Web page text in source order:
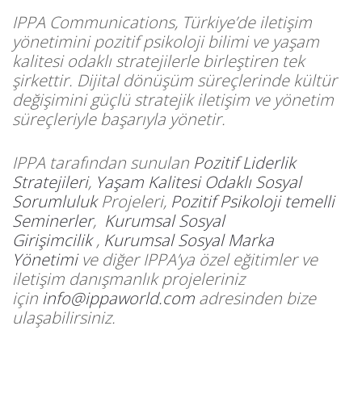
IPPA Communications, Türkiye’de iletişim
yönetimini pozitif psikoloji bilimi ve yaşam
kalitesi odaklı stratejilerle birleştiren tek
şirkettir. Dijital dönüşüm süreçlerinde kültür
değişimini güçlü stratejik iletişim ve yönetim
süreçleriyle başarıyla yönetir.
IPPA tarafından sunulan Pozitif Liderlik
Stratejileri, Yaşam Kalitesi Odaklı Sosyal
SorumlulukProjeleri, Pozitif Psikoloji temelli
Seminerler, Kurumsal Sosyal
Girişimcilik, Kurumsal Sosyal Marka
Yönetimive diğer IPPA’ya özel eğitimler ve
iletişim danışmanlık projeleriniz
için info@ippaworld.com adresinden bize
ulaşabilirsiniz.